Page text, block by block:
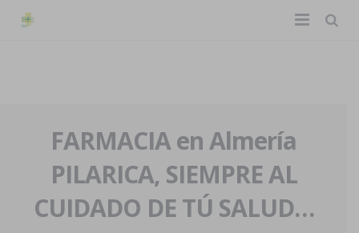
La farmacia
Nuestra historia
Nuestro equipo
Eventos
Servicios y reservas
FARMACIA en Almería
PILARICA, SIEMPRE AL
CUIDADO DE TÚ SALUD…